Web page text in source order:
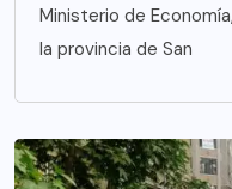
Ministerio de
la provincia de San